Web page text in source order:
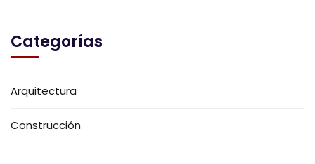
Categorías
Arquitectura
Construcción